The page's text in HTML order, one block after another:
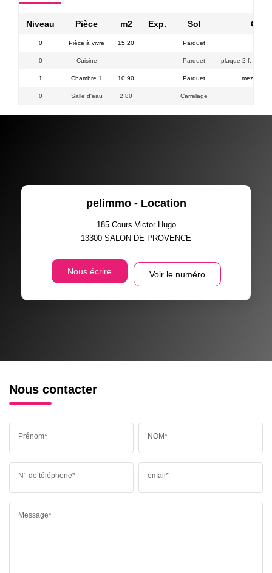
Niveau Pièce m2 Exp. Sol
0 Pièce à vivre 15,20 Parquet
0 Cuisine Parquet plaque 2 f. élec+
1 Chambre 1 10,90 Parquet
0 Salle d'eau 2,80 Carrelage
pelimmo - Location
185 Cours Victor Hugo
13300 SALON DE PROVENCE
Nous écrire Voir le numéro
Nous contacter
Prénom* NOM*
N° de téléphone* email*
Message*